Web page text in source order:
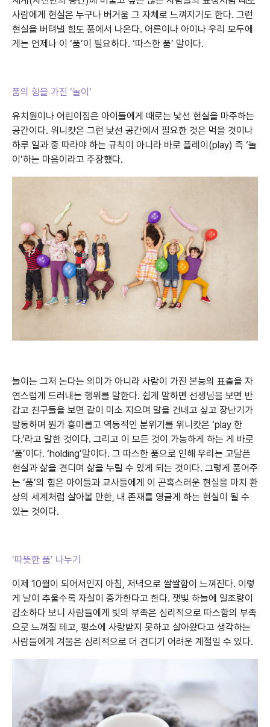
사람에게 현실은 누구나 버거움 그 자체로 느껴지기도 한다. 그런
현실을 버텨낼 힘도 품에서 나온다. 어른이나 아이나 우리 모두에
게는 언제나 이 ‘품’이 필요하다. ‘따스한 품’ 말이다.
품의 힘을 가진 ‘놀이’
유치원이나 어린이집은 아이들에게 때로는 낯선 현실을 마주하는
공간이다. 위니캇은 그런 낯선 공간에서 필요한 것은 먹을 것이나
하루 일과 중 따라야 하는 규칙이 아니라 바로 플레이(play) 즉 ‘놀
이’하는 마음이라고 주장했다.
놀이는 그저 논다는 의미가 아니라 사람이 가진 본능의 표출을 자
연스럽게 드러내는 행위를 말한다. 쉽게 말하면 선생님을 보면 반
갑고 친구들을 보면 같이 미소 지으며 말을 건네고 싶고 장난기가
발동하며 뭔가 흥미롭고 역동적인 분위기를 위니캇은 ‘play 한
다.’라고 말한 것이다. 그리고 이 모든 것이 가능하게 하는 게 바로
‘품’이다. ‘holding’말이다. 그 따스한 품으로 인해 우리는 고달픈
현실과 삶을 견디며 삶을 누릴 수 있게 되는 것이다. 그렇게 품어주
는 ‘품’의 힘은 아이들과 교사들에게 이 곤혹스러운 현실을 마치 환
상의 세계처럼 살아볼 만한, 내 존재를 영글게 하는 현실이 될 수
있는 것이다.
‘따뜻한 품’ 나누기
이제 10월이 되어서인지 아침, 저녁으로 쌀쌀함이 느껴진다. 이렇
게 날이 추울수록 자살이 증가한다고 한다. 잿빛 하늘에 일조량이
감소하다 보니 사람들에게 빛의 부족은 심리적으로 따스함의 부족
으로 느껴질 테고, 평소에 사랑받지 못하고 살아왔다고 생각하는
사람들에게 겨울은 심리적으로 더 견디기 어려운 계절일 수 있다.